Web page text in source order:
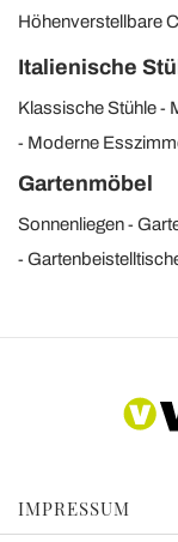
Höhenverstellbare
Italienische
Klassische Stühle
Moderne
Gartenmöbel
Sonnenliegen
IMPRESSUM